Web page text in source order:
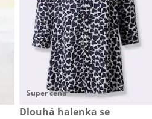
Super cena
599,- Kč
Dlouhá halenka se